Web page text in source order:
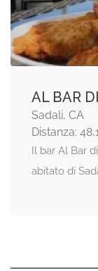
AL BAR
Sadali, CA
Distanza:
Il bar Al Bar
abitato di